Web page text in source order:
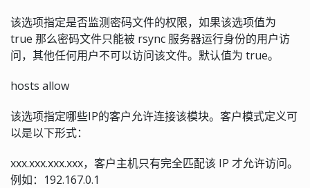
该选项指定是否监测密码文件的权限，如果该选项值为
true 那么密码文件只能被 rsync 服务器运行身份的用户访
问，其他任何用户不可以访问该文件。默认值为 true。
hosts allow
该选项指定哪些IP的客户允许连接该模块。客户模式定义可
以是以下形式：
xxx.xxx.xxx.xxx，客户主机只有完全匹配该 IP 才允许访问。
例如：192.167.0.1